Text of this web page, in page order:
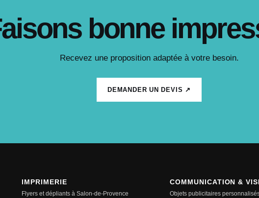
bonne
Recevez une proposition adaptée à votre besoin.
DEMANDER UN DEVIS ↗
IMPRIMERIE
Flyers et dépliants à Salon-de-Provence
COMMUNICATION &
Objets publicitaires